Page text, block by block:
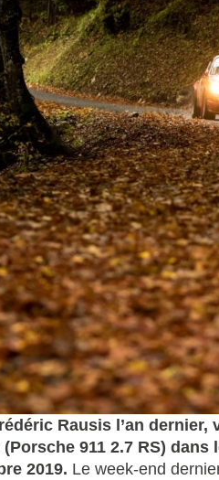
Rausis l’an dernier,
911 2.7 RS) dans
2019. Le week-end
Supersport